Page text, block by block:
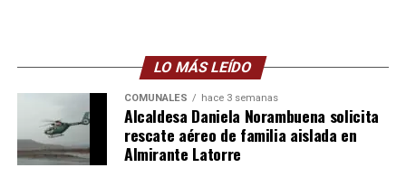
LO MÁS LEÍDO
COMUNALES hace 3 semanas
Alcaldesa Daniela Norambuena solicita
rescate aéreo de familia aislada en
Almirante Latorre